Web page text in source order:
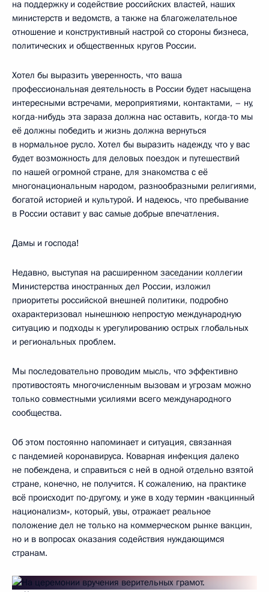
на поддержку и содействие российских властей, наших
министерств и ведомств, а также на благожелательное
отношение и конструктивный настрой со стороны бизнеса,
политических и общественных кругов России.
Хотел бы выразить уверенность, что ваша
профессиональная деятельность в России будет насыщена
интересными встречами, мероприятиями, контактами, – ну,
когда-нибудь эта зараза должна нас оставить, когда-то мы
её должны победить и жизнь должна вернуться
в нормальное русло. Хотел бы выразить надежду, что у вас
будет возможность для деловых поездок и путешествий
по нашей огромной стране, для знакомства с её
многонациональным народом, разнообразными религиями,
богатой историей и культурой. И надеюсь, что пребывание
в России оставит у вас самые добрые впечатления.
Дамы и господа!
Недавно, выступая на расширенном заседании коллегии
Министерства иностранных дел России, изложил
приоритеты российской внешней политики, подробно
охарактеризовал нынешнюю непростую международную
ситуацию и подходы к урегулированию острых глобальных
и региональных проблем.
Мы последовательно проводим мысль, что эффективно
противостоять многочисленным вызовам и угрозам можно
только совместными усилиями всего международного
сообщества.
Об этом постоянно напоминает и ситуация, связанная
с пандемией коронавируса. Коварная инфекция далеко
не побеждена, и справиться с ней в одной отдельно взятой
стране, конечно, не получится. К сожалению, на практике
всё происходит по-другому, и уже в ходу термин «вакцинный
национализм», который, увы, отражает реальное
положение дел не только на коммерческом рынке вакцин,
но и в вопросах оказания содействия нуждающимся
странам.